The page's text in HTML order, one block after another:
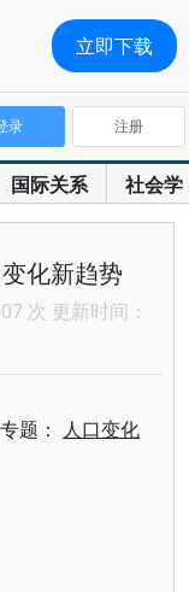
国际关系 社会学
录 注册
化新趋势
次 更新时间：
题： 人口变化
立即下载